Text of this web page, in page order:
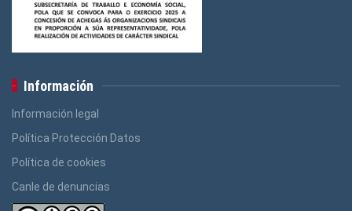
Información
Información legal
Política Protección Datos
Política de cookies
Canle de denuncias